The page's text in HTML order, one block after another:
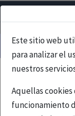
Este sitio web
para analizar el
nuestros
Aquellas cookies
funcionamiento